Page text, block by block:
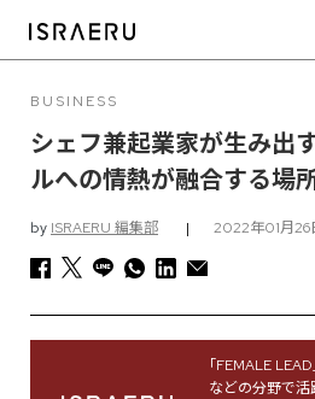
BUSINESS
シェフ兼起業家が生み出
ルへの情熱が融合する場
by ISRAERU 編集部 | 2022年01月26
｢FEMALE
などの分野で